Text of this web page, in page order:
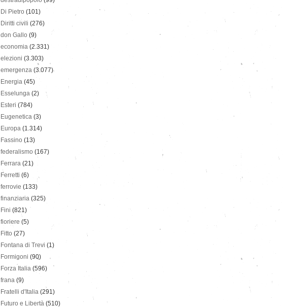
Di Pietro (101)
Diritti civili (276)
don Gallo (9)
economia (2.331)
elezioni (3.303)
emergenza (3.077)
Energia (45)
Esselunga (2)
Esteri (784)
Eugenetica (3)
Europa (1.314)
Fassino (13)
federalismo (167)
Ferrara (21)
Ferretti (6)
ferrovie (133)
finanziaria (325)
Fini (821)
fioriere (5)
Fitto (27)
Fontana di Trevi (1)
Formigoni (90)
Forza Italia (596)
frana (9)
Fratelli d'Italia (291)
Futuro e Libertà (510)